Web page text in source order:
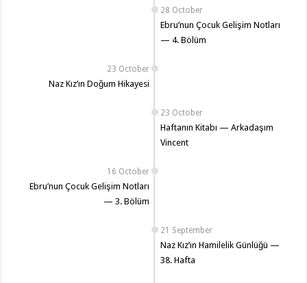
28 October
Ebru’nun Çocuk Gelişim Notları
— 4. Bölüm
23 October
Naz Kız’ın Doğum Hikayesi
23 October
Haftanın Kitabı — Arkadaşım
Vincent
16 October
Ebru’nun Çocuk Gelişim Notları
— 3. Bölüm
21 September
Naz Kız’ın Hamilelik Günlüğü —
38. Hafta